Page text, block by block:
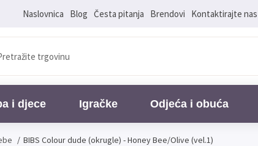
Naslovnica Blog Česta pitanja Brendovi Kontaktirajte nas
i djece Igračke Odjeća i obuća
/ BIBS Colour dude (okrugle) - Honey Bee/Olive (vel.1)